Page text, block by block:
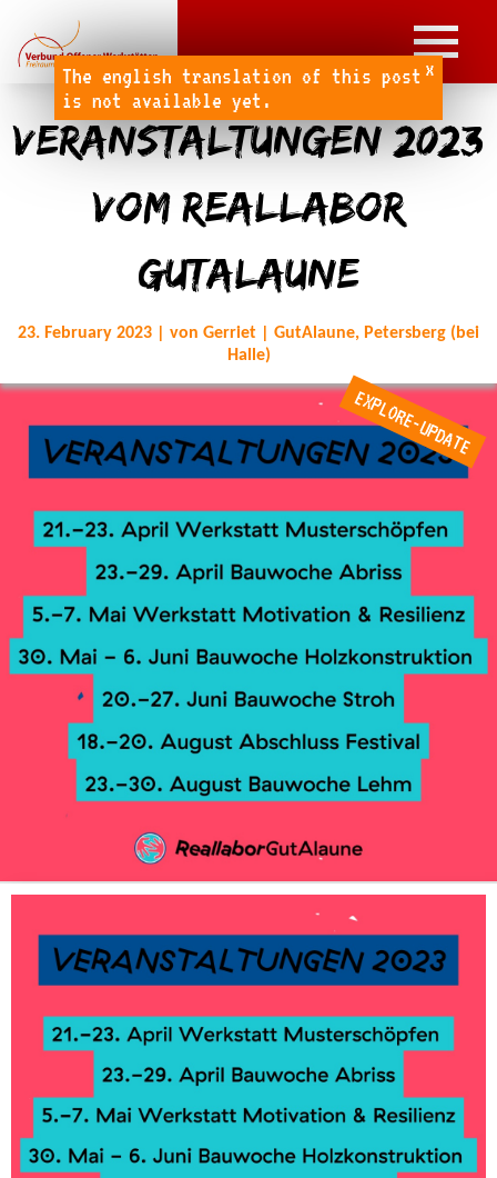
The english translation of this post
is not available yet.
x
Veranstaltungen 2023
vom Reallabor
GutAlaune
23. February 2023 | von Gerriet | GutAlaune, Petersberg (bei
Halle)
EXPLORE-UPDATE